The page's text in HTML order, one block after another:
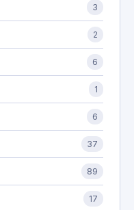
3
2
6
1
6
37
89
17